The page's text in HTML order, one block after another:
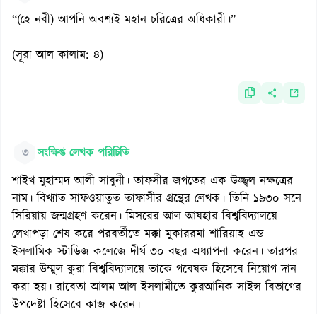
“(হে নবী) আপনি অবশ্যই মহান চরিত্রের অধিকারী।”
(সূরা আল কালাম: ৪)
৩ সংক্ষিপ্ত লেখক পরিচিতি
শাইখ মুহাম্মদ আলী সাবুনী। তাফসীর জগতের এক উজ্জ্বল নক্ষত্রের
নাম। বিখ্যাত সাফওয়াতুত তাফাসীর গ্রন্থের লেখক। তিনি ১৯৩০ সনে
সিরিয়ায় জন্মগ্রহণ করেন। মিসরের আল আযহার বিশ্ববিদ্যালয়ে
লেখাপড়া শেষ করে পরবর্তীতে মক্কা মুকাররমা শারিয়াহ এন্ড
ইসলামিক স্টাডিজ কলেজে দীর্ঘ ৩০ বছর অধ্যাপনা করেন। তারপর
মক্কার উম্মুল কুরা বিশ্ববিদ্যালয়ে তাকে গবেষক হিসেবে নিয়োগ দান
করা হয়। রাবেতা আলম আল ইসলামীতে কুরআনিক সাইন্স বিভাগের
উপদেষ্টা হিসেবে কাজ করেন।